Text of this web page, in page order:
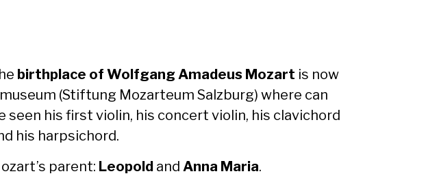
birth­place of Wolf­gang Amadeus Mozart is now
(Stiftung Mozar­teum Salzburg) where can
seen his first vio­lin, his con­cert vio­lin, his clavi­chord
his harp­si­chord.
par­ent: Leopold and Anna Maria.